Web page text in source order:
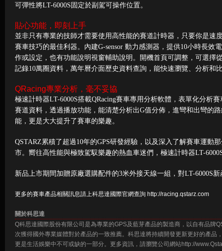
可彈性將LT-6000S固定於副駕可操作位置。
貼心功能，即刻上手
並非只有專業的技師才需要使用高性能的賽道計時器，只要你是速
賽車技巧的最佳利器。內建G-sensor 動力感測器，提供10小時長
作或設定，也有功能說明視窗輔助說明。開機首頁可調整，可選
記錄10萬圈資料，萬年曆介面歷史資料查詢，能快速瀏覽、分析
QRacing專業分析，毫不妥協
極速計時器LT-6000S搭載QRacing賽車專用分析軟體，表單化分析
賽道資料，透過播放功能，能清楚分析出G值分佈，進彎和出彎的
能，更是大大提升了賽車的樂趣。
QSTARZ累積了超過10年的GPS研發經驗，以及深入了解賽車運動
市。嚮往高性能與極致駕馭樂趣的熱血車迷們，極速計時器LT-
新品上市期間加贈原廠選購配件的3米外接天線一組，對LT-6000S
更多的賽車產品相關訊息請上科思達國際官網查詢 http://racing.qstarz.com
關於科思達
Q科思達國際股份有限公司是為專業的GPS及藍芽產品的製造商，以自有品牌
次獲得國外專業媒體對於產品的一致推薦。科思達將持續開發更新更好的產品
更是生活娛樂中不可或缺的一部分。更多資訊，請瀏覽公司網站http://